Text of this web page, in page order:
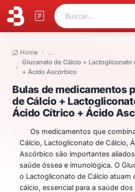
Buscar...
Home
…
Glucanato de Cálcio + Lactogliconato
+ Ácido Ascórbico
Bulas de
Bulas de medicamentos
de Cálcio +
Ácido Cítrico + Ácido
Os medicamentos que
Cálcio, Lactogliconato de Cálcio,
Ascórbico são importantes
saúde óssea e imunológica. O
o Lactogliconato de Cálcio atuam
cálcio, essencial para a saúde